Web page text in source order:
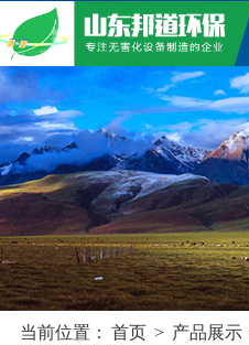
首页
关于我们
产品展示
新闻资讯
工程案例
当前位置： 首页 > 产品展示